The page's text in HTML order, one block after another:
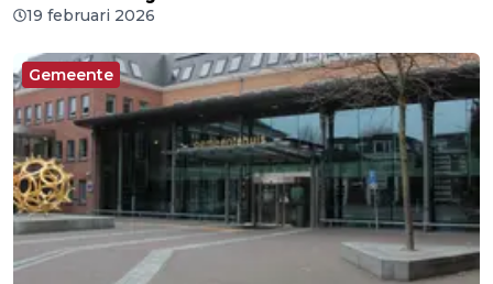
19 februari 2026
Gemeente